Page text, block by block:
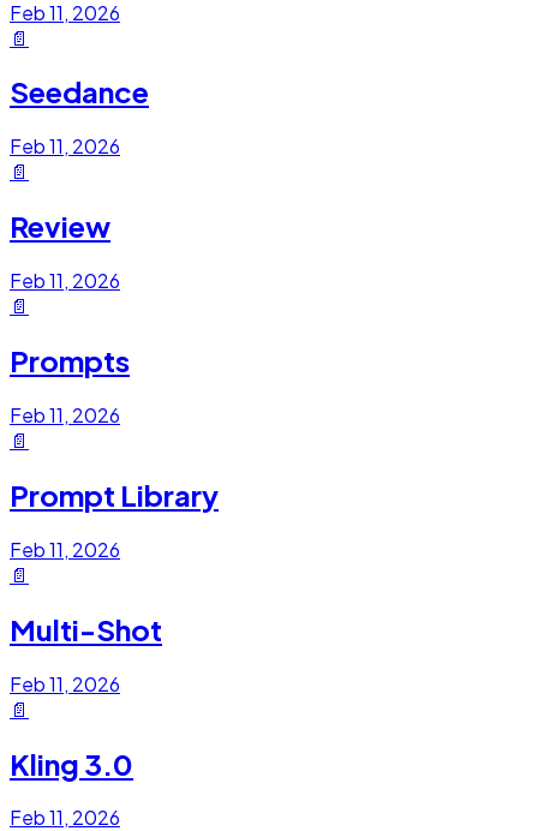
Feb 11, 2026
📄
Seedance
Feb 11, 2026
📄
Review
Feb 11, 2026
📄
Prompts
Feb 11, 2026
📄
Prompt Library
Feb 11, 2026
📄
Multi-Shot
Feb 11, 2026
📄
Kling 3.0
Feb 11, 2026